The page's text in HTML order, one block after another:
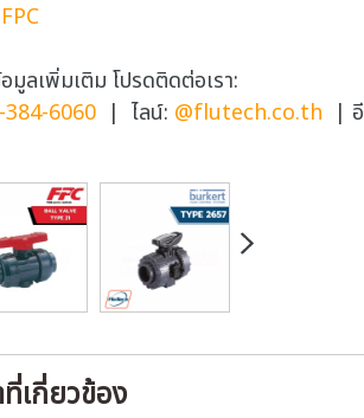
FPC
มูลเพิ่มเติม โปรดติดต่อเรา:
384-6060 | ไลน์: @flutech.co.th |
ที่เกี่ยวข้อง